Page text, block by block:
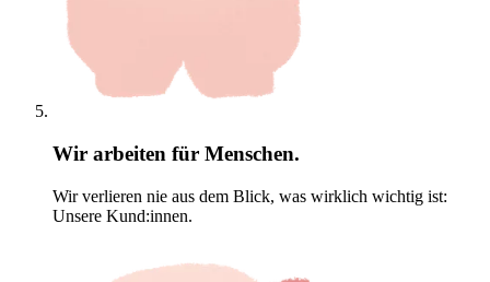
Wir arbeiten für Menschen.
Wir verlieren nie aus dem Blick, was wirklich wichtig ist:
Unsere Kund:innen.